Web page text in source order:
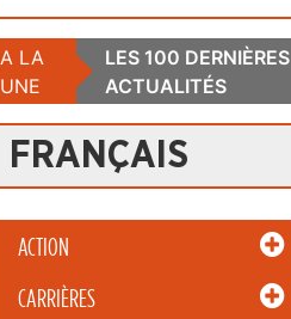
A LA
UNE
LES 100 DERNIÈRES
ACTUALITÉS
FRANÇAIS
ACTION
CARRIÈRES